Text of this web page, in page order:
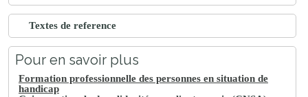
Textes de reference
Pour en savoir plus
Formation professionnelle des personnes en situation de
handicap